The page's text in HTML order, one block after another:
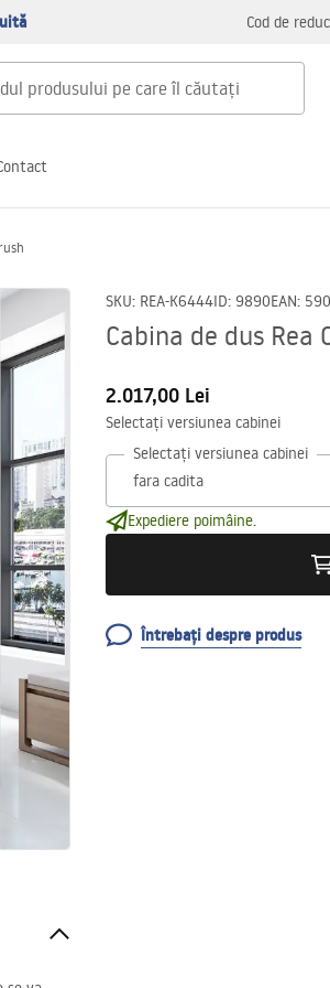
Cod de
SKU: REA-K6444ID: 9890EAN:
Cabina de dus Rea
2.017,00 Lei
Selectați versiunea cabinei
Selectați versiunea cabinei
Expediere poimâine.
Întrebați despre produs